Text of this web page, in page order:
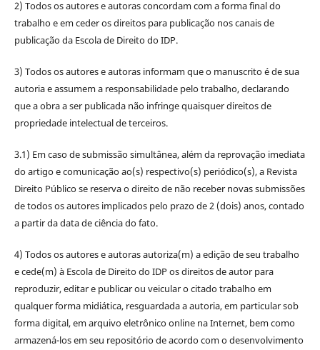
2) Todos os autores e autoras concordam com a forma final do
trabalho e em ceder os direitos para publicação nos canais de
publicação da Escola de Direito do IDP.
3) Todos os autores e autoras informam que o manuscrito é de sua
autoria e assumem a responsabilidade pelo trabalho, declarando
que a obra a ser publicada não infringe quaisquer direitos de
propriedade intelectual de terceiros.
3.1) Em caso de submissão simultânea, além da reprovação imediata
do artigo e comunicação ao(s) respectivo(s) periódico(s), a Revista
Direito Público se reserva o direito de não receber novas submissões
de todos os autores implicados pelo prazo de 2 (dois) anos, contado
a partir da data de ciência do fato.
4) Todos os autores e autoras autoriza(m) a edição de seu trabalho
e cede(m) à Escola de Direito do IDP os direitos de autor para
reproduzir, editar e publicar ou veicular o citado trabalho em
qualquer forma midiática, resguardada a autoria, em particular sob
forma digital, em arquivo eletrônico online na Internet, bem como
armazená-los em seu repositório de acordo com o desenvolvimento